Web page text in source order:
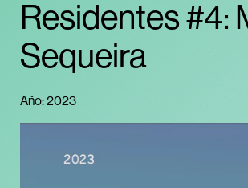
Residentes #4:
Sequeira
Año: 2023